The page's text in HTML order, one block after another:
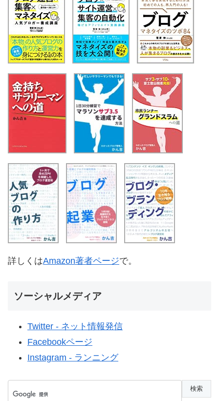
詳しくはAmazon著者ページで。
ソーシャルメディア
Twitter - ネット情報発信
Facebookページ
Instagram - ランニング